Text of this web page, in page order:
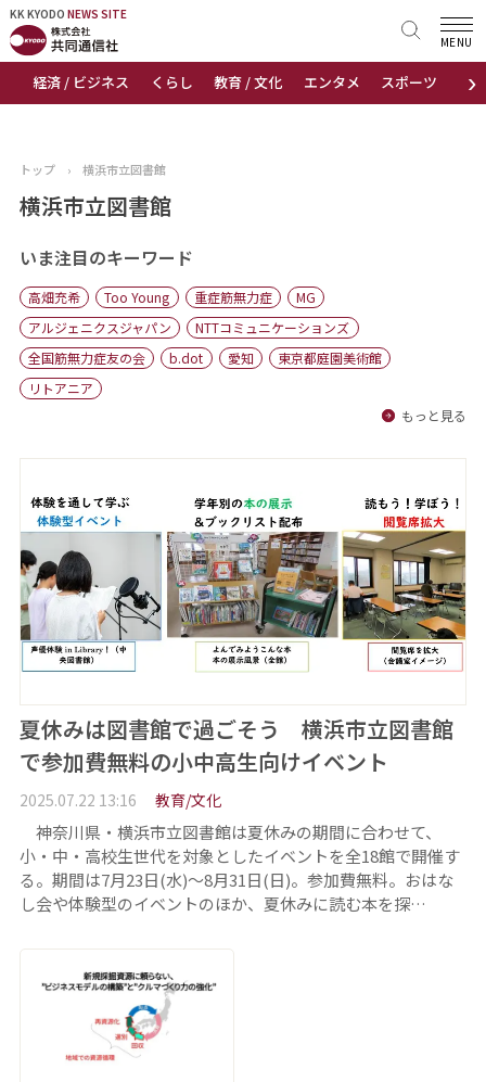
KK KYODO NEWS SITE
›
経済 / ビジネス くらし 教育 / 文化 エンタメ スポーツ 地域
MENU
KK KYODONEWS SITE
トップページ
ニュース
おすすめコンテンツ
出版物
会社概要
トップ › 横浜市立図書館
横浜市立図書館
いま注目のキーワード
高畑充希 Too Young 重症筋無力症
MG
アルジェニクスジャパン
NTTコミュニケーションズ
全国筋無力症友の会
b.dot 愛知
東京都庭園美術館
リトアニア
もっと見る
夏休みは図書館で過ごそう 横浜市立図書館
で参加費無料の小中高生向けイベント
2025.07.22 13:16 教育/文化
神奈川県・横浜市立図書館は夏休みの期間に合わせて、
小・中・高校生世代を対象としたイベントを全18館で開催す
る。期間は7月23日(水)～8月31日(日)。参加費無料。おはな
し会や体験型のイベントのほか、夏休みに読む本を探…